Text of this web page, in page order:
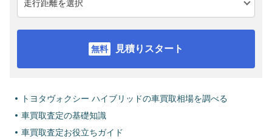
見積りスタート
トヨタヴォクシー ハイブリッドの車買取相場を調べる
車買取査定の基礎知識
車買取査定お役立ちガイド